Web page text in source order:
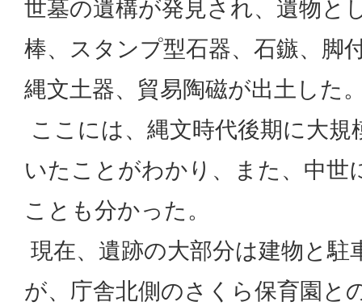
世墓の遺構が発見され、遺物と
棒、スタンプ型石器、石鏃、脚
縄文土器、貿易陶磁が出土した
ここには、縄文時代後期に大
いたことがわかり、また、中世
ことも分かった。
現在、遺跡の大部分は建物と
が、庁舎北側のさくら保育園と